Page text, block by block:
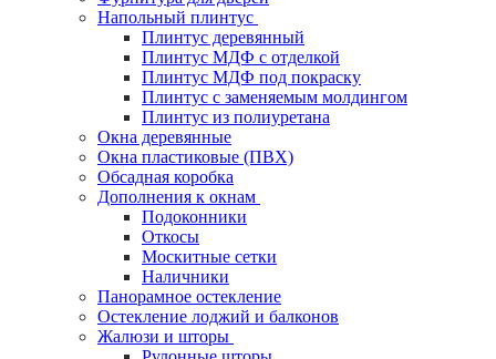
Напольный плинтус
Плинтус деревянный
Плинтус МДФ с отделкой
Плинтус МДФ под покраску
Плинтус с заменяемым молдингом
Плинтус из полиуретана
Окна деревянные
Окна пластиковые (ПВХ)
Обсадная коробка
Дополнения к окнам
Подоконники
Откосы
Москитные сетки
Наличники
Панорамное остекление
Остекление лоджий и балконов
Жалюзи и шторы